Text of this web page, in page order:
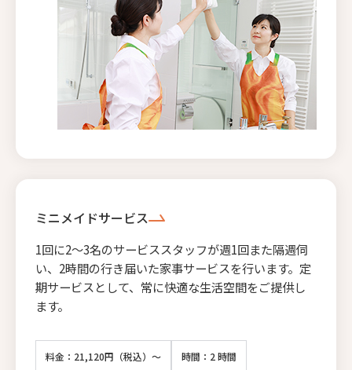
ミニメイドサービス
1回に2〜3名のサービススタッフが週1回また隔週伺
い、2時間の行き届いた家事サービスを行います。定
期サービスとして、常に快適な生活空間をご提供し
ます。
料金：21,120円（税込）～ 時間：2 時間